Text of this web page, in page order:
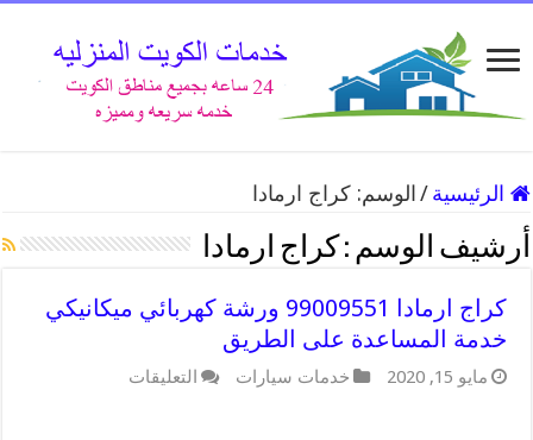
الرئيسية / الوسم:كراج ارمادا
أرشيف الوسم : كراج ارمادا
كراج ارمادا 99009551 ورشة كهربائي ميكانيكي
خدمة المساعدة على الطريق
مايو 15, 2020 خدمات سيارات التعليقات